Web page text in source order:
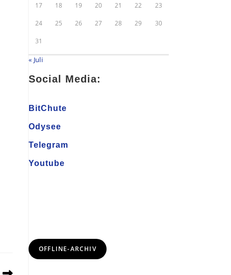
17 18 19 20 21 22 23
24 25 26 27 28 29 30
31
« Juli
Social Media:
BitChute
Odysee
Telegram
Youtube
OFFLINE-ARCHIV